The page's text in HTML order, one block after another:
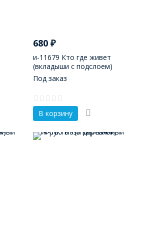
680₽
и-11679 Кто где живет
(вкладыши с подслоем)
Под заказ
В корзину